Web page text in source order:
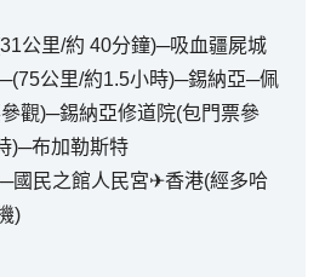
公里/約 40分鐘)─吸血疆屍城
公里/約1.5小時)─錫納亞─佩
觀)─錫納亞修道院(包門票參
)─布加勒斯特
國民之館人民宮✈香港(經多哈
)